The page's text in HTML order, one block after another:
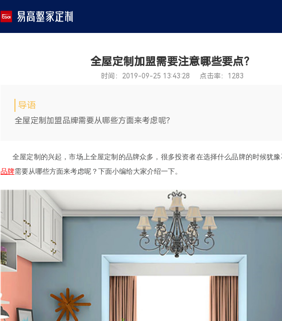
全屋定制加盟需要注意哪些要点？
时间：2019-09-25 13:43:28 点击率：1283
导语
全屋定制加盟品牌需要从哪些方面来考虑呢？
全屋定制的兴起，市场上全屋定制的品牌众多，很多投资者在选择什么品牌的时候犹
品牌需要从哪些方面来考虑呢？下面小编给大家介绍一下。